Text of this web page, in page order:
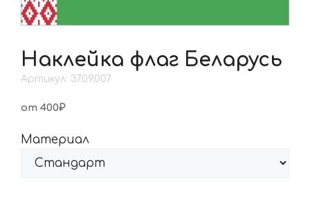
Наклейка флаг Беларусь
Артикул: 37.09.007
от 400₽
Материал